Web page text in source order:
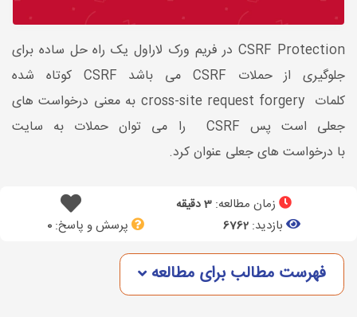
CSRF Protection در فریم ورک لاراول یک راه حل ساده برای
جلوگیری از حملات CSRF می باشد CSRF کوتاه شده
کلمات cross-site request forgery به معنی درخواست های
جعلی است پس CSRF را می توان حملات به سایت
با درخواست های جعلی عنوان کرد.
زمان مطالعه: 3 دقیقه
بازدید: 6762 پرسش و پاسخ:0
فهرست مطالب برای مطالعه